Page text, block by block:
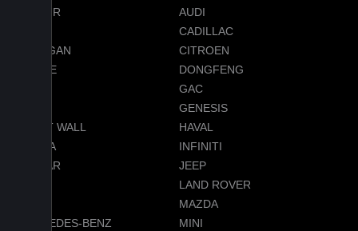
JETOUR
AUDI
CADILLAC
CHANGAN
CITROEN
DODGE
DONGFENG
GAC
GENESIS
GREAT WALL
HAVAL
HONDA
INFINITI
JAGUAR
JEEP
LAND ROVER
MAZDA
MERCEDES-BENZ
MINI